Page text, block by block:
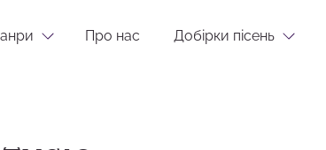
Про нас Добірки пісень